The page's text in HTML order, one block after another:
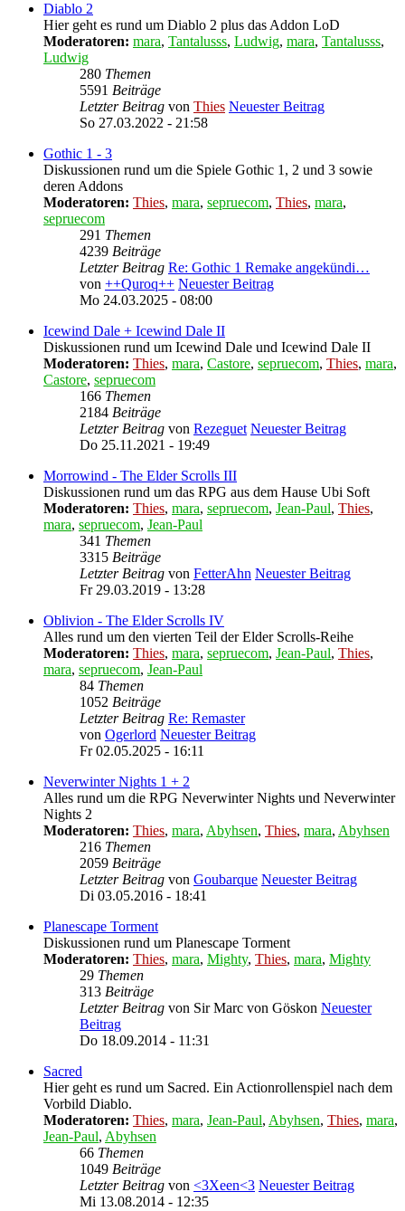
Diablo 2
Hier geht es rund um Diablo 2 plus das Addon LoD
Moderatoren: mara, Tantalusss, Ludwig, mara, Tantalusss,
Ludwig
280 Themen
5591 Beiträge
Letzter Beitrag von Thies Neuester Beitrag
So 27.03.2022 - 21:58
Gothic 1 - 3
Diskussionen rund um die Spiele Gothic 1, 2 und 3 sowie
deren Addons
Moderatoren: Thies, mara, sepruecom, Thies, mara,
sepruecom
291 Themen
4239 Beiträge
Letzter Beitrag Re: Gothic 1 Remake angekündi…
von ++Quroq++ Neuester Beitrag
Mo 24.03.2025 - 08:00
Icewind Dale + Icewind Dale II
Diskussionen rund um Icewind Dale und Icewind Dale II
Moderatoren: Thies, mara, Castore, sepruecom, Thies, mara,
Castore, sepruecom
166 Themen
2184 Beiträge
Letzter Beitrag von Rezeguet Neuester Beitrag
Do 25.11.2021 - 19:49
Morrowind - The Elder Scrolls III
Diskussionen rund um das RPG aus dem Hause Ubi Soft
Moderatoren: Thies, mara, sepruecom, Jean-Paul, Thies,
mara, sepruecom, Jean-Paul
341 Themen
3315 Beiträge
Letzter Beitrag von FetterAhn Neuester Beitrag
Fr 29.03.2019 - 13:28
Oblivion - The Elder Scrolls IV
Alles rund um den vierten Teil der Elder Scrolls-Reihe
Moderatoren: Thies, mara, sepruecom, Jean-Paul, Thies,
mara, sepruecom, Jean-Paul
84 Themen
1052 Beiträge
Letzter Beitrag Re: Remaster
von Ogerlord Neuester Beitrag
Fr 02.05.2025 - 16:11
Neverwinter Nights 1 + 2
Alles rund um die RPG Neverwinter Nights und Neverwinter
Nights 2
Moderatoren: Thies, mara, Abyhsen, Thies, mara, Abyhsen
216 Themen
2059 Beiträge
Letzter Beitrag von Goubarque Neuester Beitrag
Di 03.05.2016 - 18:41
Planescape Torment
Diskussionen rund um Planescape Torment
Moderatoren: Thies, mara, Mighty, Thies, mara, Mighty
29 Themen
313 Beiträge
Letzter Beitrag von Sir Marc von Göskon Neuester
Beitrag
Do 18.09.2014 - 11:31
Sacred
Hier geht es rund um Sacred. Ein Actionrollenspiel nach dem
Vorbild Diablo.
Moderatoren: Thies, mara, Jean-Paul, Abyhsen, Thies, mara,
Jean-Paul, Abyhsen
66 Themen
1049 Beiträge
Letzter Beitrag von <3Xeen<3 Neuester Beitrag
Mi 13.08.2014 - 12:35